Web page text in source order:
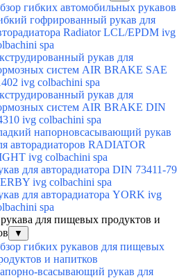
гибких автомобильных рукавов
гофрированный рукав для
Radiator LCL/EPDM ivg
spa
рукав для
систем AIR BRAKE SAE
ivg colbachini spa
рукав для
систем AIR BRAKE DIN
ivg colbachini spa
напорновсасывающий рукав
авторадиаторов RADIATOR
ivg colbachini spa
для авторадиатора DIN 73411-79
ivg colbachini spa
для авторадиатора YORK ivg
spa
для пищевых продуктов и
▼
гибких рукавов для пищевых
и напитков
всасывающий рукав для